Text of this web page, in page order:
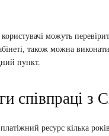
користувачі можуть
також можна
пункт.
співпраці з
ресурс кілька